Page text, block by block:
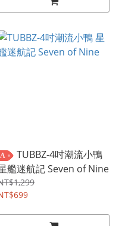
A
TUBBZ-4吋潮流小鴨
艦迷航記 Seven of Nine